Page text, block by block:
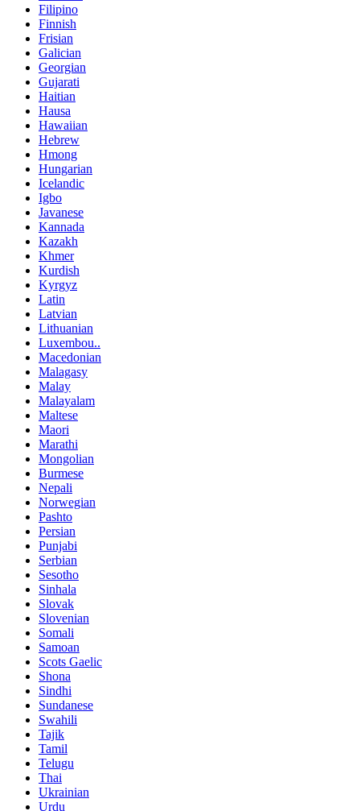
Filipino
Finnish
Frisian
Galician
Georgian
Gujarati
Haitian
Hausa
Hawaiian
Hebrew
Hmong
Hungarian
Icelandic
Igbo
Javanese
Kannada
Kazakh
Khmer
Kurdish
Kyrgyz
Latin
Latvian
Lithuanian
Luxembou..
Macedonian
Malagasy
Malay
Malayalam
Maltese
Maori
Marathi
Mongolian
Burmese
Nepali
Norwegian
Pashto
Persian
Punjabi
Serbian
Sesotho
Sinhala
Slovak
Slovenian
Somali
Samoan
Scots Gaelic
Shona
Sindhi
Sundanese
Swahili
Tajik
Tamil
Telugu
Thai
Ukrainian
Urdu